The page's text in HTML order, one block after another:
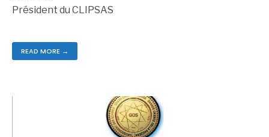
Président du CLIPSAS
READ MORE →